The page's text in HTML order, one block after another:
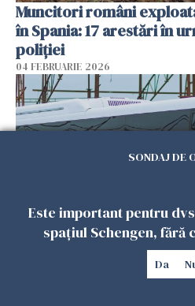
Muncitori români
în Spania: 17 arestări în
poliției
04 FEBRUARIE 2026
Un autocar cu turiști a
SONDAJ DE
Este important pentru
spațiul Schengen,
Da